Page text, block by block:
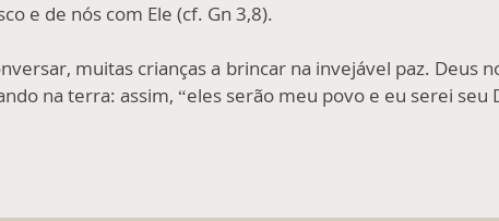
e de nós com Ele (cf. Gn 3,8).
muitas crianças a brincar na invejável paz. Deus
na terra: assim, “eles serão meu povo e eu serei seu